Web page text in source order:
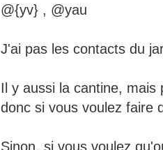
@{yv} , @yau
J'ai pas les contacts du
Il y aussi la cantine,
donc si vous voulez faire
Sinon, si vous voulez